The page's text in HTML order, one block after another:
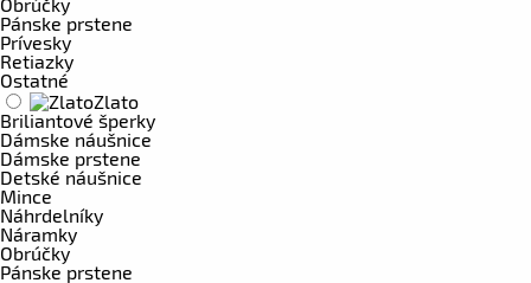
Pánske prstene
Prívesky
Retiazky
Ostatné
Zlato
Briliantové šperky
Dámske náušnice
Dámske prstene
Detské náušnice
Mince
Náhrdelníky
Náramky
Obrúčky
Pánske prstene